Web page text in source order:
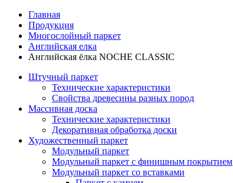
Главная
Продукция
Многослойный паркет
Английская елка
Английская ёлка NOCHE CLASSIC
Штучный паркет
Технические характеристики
Свойства древесины разных пород
Массивная доска
Технические характеристики
Декоративная обработка доски
Художественный паркет
Модульный паркет
Модульный паркет с финишным покрытием
Модульный паркет со вставками